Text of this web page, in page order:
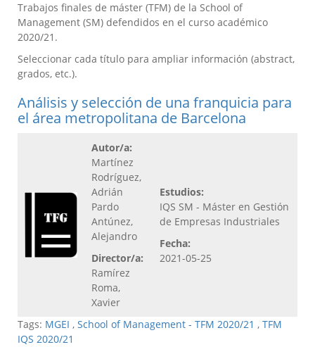
Trabajos finales de máster (TFM) de la School of
Management (SM) defendidos en el curso académico
2020/21.
Seleccionar cada título para ampliar información (abstract,
grados, etc.).
Análisis y selección de una franquicia para
el área metropolitana de Barcelona
Autor/a:
Martínez
Rodríguez,
Adrián
Pardo
Antúnez,
Alejandro
Director/a:
Ramírez
Roma,
Xavier
Estudios:
IQS SM - Máster en Gestión
de Empresas Industriales
Fecha:
2021-05-25
Tags: MGEI , School of Management - TFM 2020/21 , TFM
IQS 2020/21